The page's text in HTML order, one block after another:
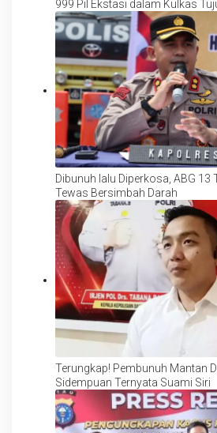
999 Pil Ekstasi dalam Kulkas
Dibunuh lalu Diperkosa, ABG 13
Tewas Bersimbah Darah
Terungkap! Pembunuh Mantan
Sidempuan Ternyata Suami Siri